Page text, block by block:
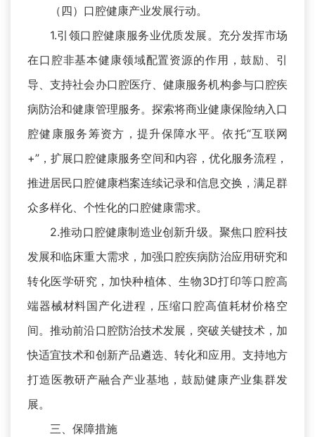
（四）口腔健康产业发展行动。
1.引领口腔健康服务业优质发展。充分发挥市场
在口腔非基本健康领域配置资源的作用，鼓励、引
导、支持社会办口腔医疗、健康服务机构参与口腔疾
病防治和健康管理服务。探索将商业健康保险纳入口
腔健康服务筹资方，提升保障水平。依托“互联网
+”，扩展口腔健康服务空间和内容，优化服务流程，
推进居民口腔健康档案连续记录和信息交换，满足群
众多样化、个性化的口腔健康需求。
2.推动口腔健康制造业创新升级。聚焦口腔科技
发展和临床重大需求，加强口腔疾病防治应用研究和
转化医学研究，加快种植体、生物3D打印等口腔高
端器械材料国产化进程，压缩口腔高值耗材价格空
间。推动前沿口腔防治技术发展，突破关键技术，加
快适宜技术和创新产品遴选、转化和应用。支持地方
打造医教研产融合产业基地，鼓励健康产业集群发
展。
三、保障措施